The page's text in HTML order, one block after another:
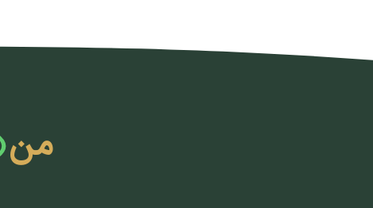
من